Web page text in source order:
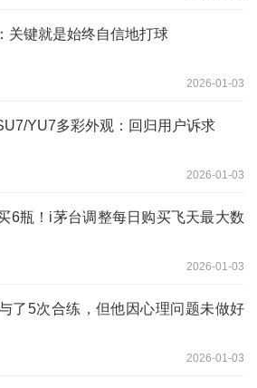
关键就是始终自信地打球
2026-01-03
YU7多彩外观：回归用户诉求
2026-01-03
6瓶！i茅台调整每日购买飞天最大数
2026-01-03
了5次合练，但他因心理问题未做好
2026-01-03